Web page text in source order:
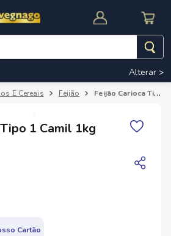
Alterar >
E Cereais Feijão Feijão Carioca Tipo 1 Camil 1kg
1 Camil 1kg
Cartão